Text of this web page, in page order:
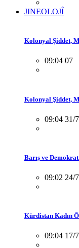
JINEOLOJÎ
Kolonyal Şiddet,
09:04 07
Kolonyal Şiddet,
09:04 31/7
Barış ve
09:02 24/7
Kürdistan Kadın
09:04 17/7